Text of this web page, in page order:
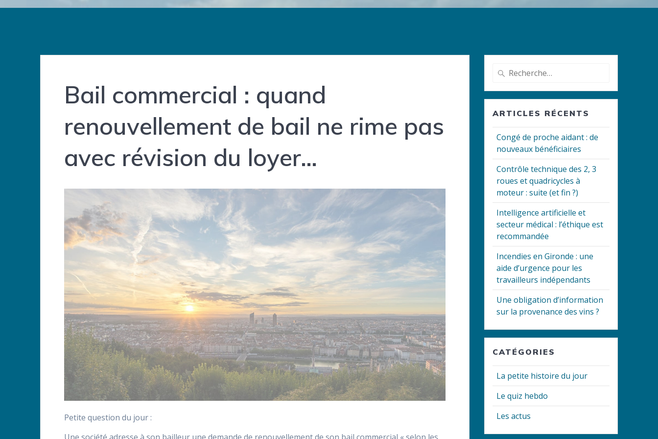
Bail commercial : quand
renouvellement de bail ne rime pas
avec révision du loyer…
Petite question du jour :
Recherche
:
ARTICLES RÉCENTS
Congé de proche aidant : de
nouveaux bénéficiaires
Contrôle technique des 2, 3
roues et quadricycles à
moteur : suite (et fin ?)
Intelligence artificielle et
secteur médical : l’éthique est
recommandée
Incendies en Gironde : une
aide d’urgence pour les
travailleurs indépendants
Une obligation d’information
sur la provenance des vins ?
CATÉGORIES
La petite histoire du jour
Le quiz hebdo
Les actus